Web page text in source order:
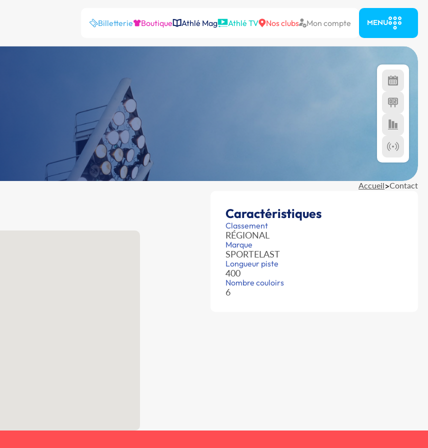
Billetterie Boutique Athlé Mag Athlé TV Nos clubs Mon compte MENU
Accueil>Contact
Caractéristiques
Classement
RÉGIONAL
Marque
SPORTELAST
Longueur piste
400
Nombre couloirs
6